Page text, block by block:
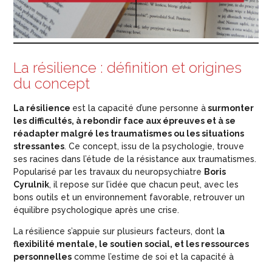
La résilience : définition et origines
du concept
La résilience est la capacité d’une personne àsurmonter
les difficultés, à rebondir face aux épreuves et à se
réadapter malgré les traumatismes ou les situations
stressantes. Ce concept, issu de la psychologie, trouve
ses racines dans l’étude de la résistance aux traumatismes.
Popularisé par les travaux du neuropsychiatre Boris
Cyrulnik, il repose sur l’idée que chacun peut, avec les
bons outils et un environnement favorable, retrouver un
équilibre psychologique après une crise.
La résilience s’appuie sur plusieurs facteurs, dont la
flexibilité mentale, le soutien social, et les ressources
personnellescomme l’estime de soi et la capacité à